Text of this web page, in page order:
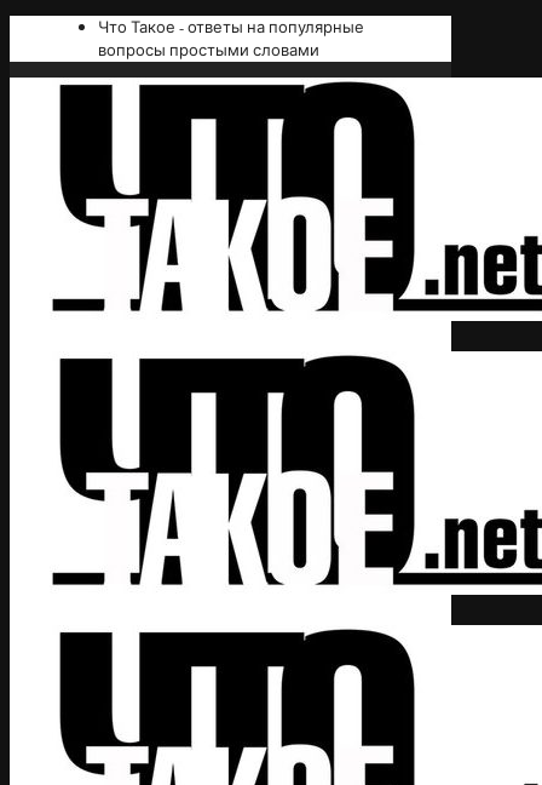
Что Такое - ответы на популярные
вопросы простыми словами